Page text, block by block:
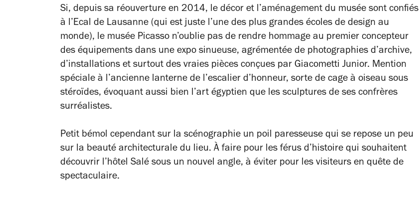
Si, depuis sa réouverture en 2014, le décor et l’aménagement du musée sont confiés
à l’Ecal de Lausanne (qui est juste l’une des plus grandes écoles de design au
monde), le musée Picasso n’oublie pas de rendre hommage au premier concepteur
des équipements dans une expo sinueuse, agrémentée de photographies d’archive,
d’installations et surtout des vraies pièces conçues par Giacometti Junior. Mention
spéciale à l’ancienne lanterne de l’escalier d’honneur, sorte de cage à oiseau sous
stéroïdes, évoquant aussi bien l’art égyptien que les sculptures de ses confrères
surréalistes.
Petit bémol cependant sur la scénographie un poil paresseuse qui se repose un peu
sur la beauté architecturale du lieu. À faire pour les férus d’histoire qui souhaitent
découvrir l’hôtel Salé sous un nouvel angle, à éviter pour les visiteurs en quête de
spectaculaire.